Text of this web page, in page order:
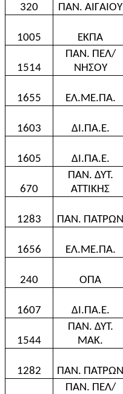
320 ΠΑΝ. ΑΙΓΑΙΟΥ
1005 ΕΚΠΑ
1514
ΠΑΝ. ΠΕΛ/
ΝΗΣΟΥ
1655 ΕΛ.ΜΕ.ΠΑ.
1603 ΔΙ.ΠΑ.Ε.
1605 ΔΙ.ΠΑ.Ε.
670
ΠΑΝ. ΔΥΤ.
ΑΤΤΙΚΗΣ
1283 ΠΑΝ. ΠΑΤΡΩΝ
1656 ΕΛ.ΜΕ.ΠΑ.
240 ΟΠΑ
1607 ΔΙ.ΠΑ.Ε.
1544
ΠΑΝ. ΔΥΤ.
ΜΑΚ.
1282 ΠΑΝ. ΠΑΤΡΩΝ
ΠΑΝ. ΠΕΛ/